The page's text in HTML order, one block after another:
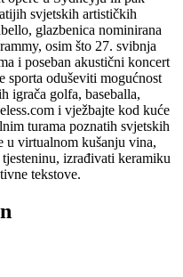
svjetskih artističkih
glazbenica nominirana
osim što 27. svibnja
i poseban akustični koncert
sporta oduševiti mogućnost
igrača golfa, baseballa,
i vježbajte kod kuće
turama poznatih svjetskih
u virtualnom kušanju vina,
izrađivati keramiku
tekstove.